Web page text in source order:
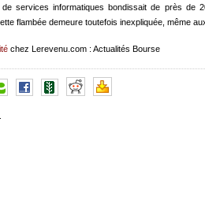
de services informatiques bondissait de près de
flambée demeure toutefois inexpliquée, même
chez Lerevenu.com : Actualités Bourse